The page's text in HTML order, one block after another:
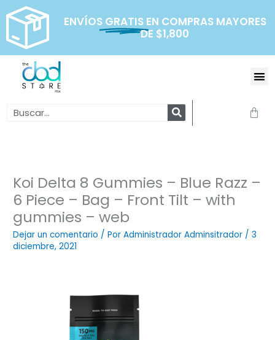
contenido
ENVÍOS GRATIS EN COMPRAS MAYORES
DE $1,800
Search
Koi Delta 8 Gummies – Blue Razz –
6 Piece – Bag – Front Tilt – with
gummies – web
Dejar un comentario / PorAdministrador Adminsitrador /3
diciembre, 2021